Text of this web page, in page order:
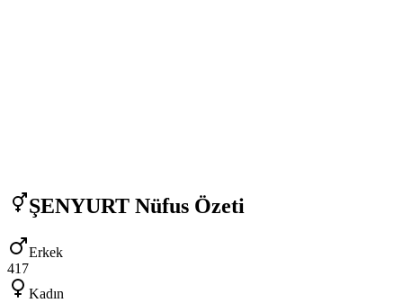
ŞENYURT Nüfus Özeti
Erkek
417
Kadın